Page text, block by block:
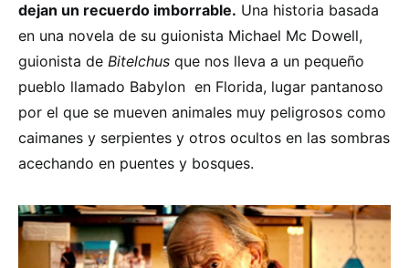
dejan un recuerdo imborrable. Una historia basada
en una novela de su guionista Michael Mc Dowell,
guionista de Bitelchus que nos lleva a un pequeño
pueblo llamado Babylon en Florida, lugar pantanoso
por el que se mueven animales muy peligrosos como
caimanes y serpientes y otros ocultos en las sombras
acechando en puentes y bosques.